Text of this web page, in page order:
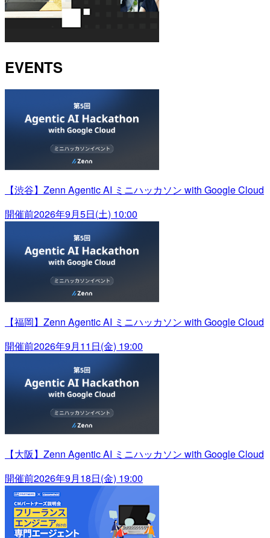
EVENTS
【渋谷】Zenn Agentic AI ミニハッカソン with Google Cloud
開催前2026年9月5日(土) 10:00
【福岡】Zenn Agentic AI ミニハッカソン with Google Cloud
開催前2026年9月11日(金) 19:00
【大阪】Zenn Agentic AI ミニハッカソン with Google Cloud
開催前2026年9月18日(金) 19:00